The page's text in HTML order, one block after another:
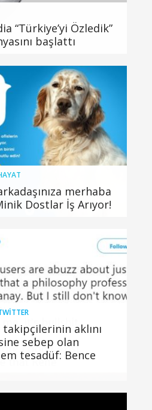
“Türkiye’yi Özledik”
başlattı
merhaba
Dostlar İş Arıyor!
aklını
sebep olan
tesadüf: Bence